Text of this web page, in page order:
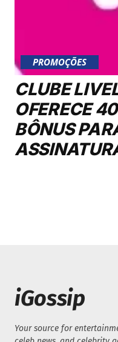
PROMOÇÕES
CLUBE
OFERECE
BÔNUS
iGossip
Your source for